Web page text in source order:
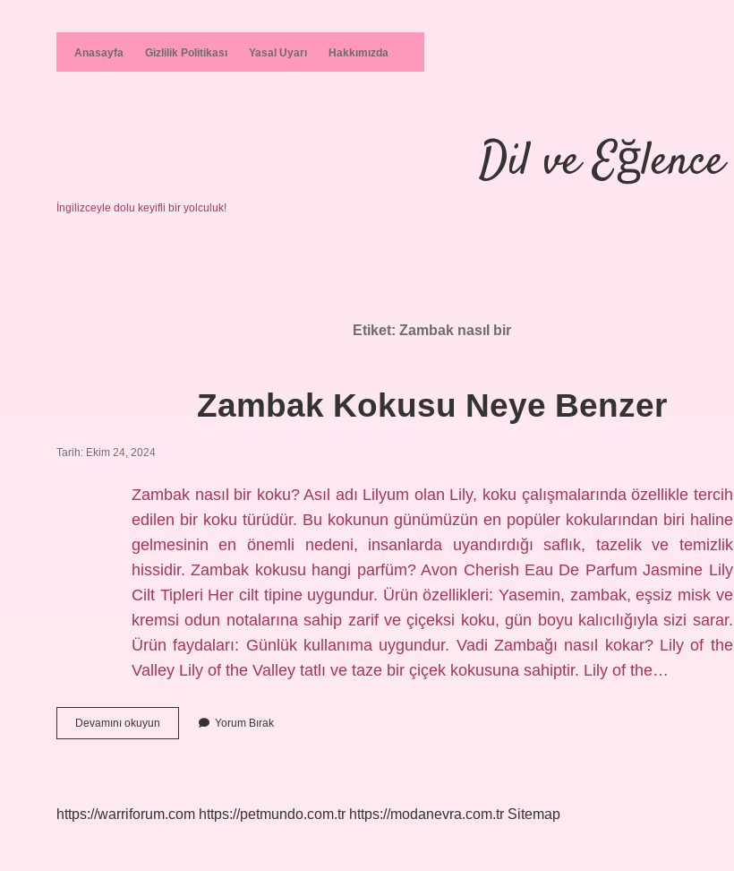
Anasayfa Gizlilik Politikası Yasal Uyarı Hakkımızda
Dil ve Eğlence
İngilizceyle dolu keyifli bir yolculuk!
Etiket:Zambak nasıl bir
Zambak Kokusu Neye Benzer
Tarih: Ekim 24, 2024
Zambak nasıl bir koku? Asıl adı Lilyum olan Lily, koku çalışmalarında özellikle tercih
edilen bir koku türüdür. Bu kokunun günümüzün en popüler kokularından biri haline
gelmesinin en önemli nedeni, insanlarda uyandırdığı saflık, tazelik ve temizlik
hissidir. Zambak kokusu hangi parfüm? Avon Cherish Eau De Parfum Jasmine Lily
Cilt Tipleri Her cilt tipine uygundur. Ürün özellikleri: Yasemin, zambak, eşsiz misk ve
kremsi odun notalarına sahip zarif ve çiçeksi koku, gün boyu kalıcılığıyla sizi sarar.
Ürün faydaları: Günlük kullanıma uygundur. Vadi Zambağı nasıl kokar? Lily of the
Valley Lily of the Valley tatlı ve taze bir çiçek kokusuna sahiptir. Lily of the…
Devamını okuyun
Kokusu
Yorum Bırak
https://warriforum.com https://petmundo.com.tr https://modanevra.com.tr Sitemap